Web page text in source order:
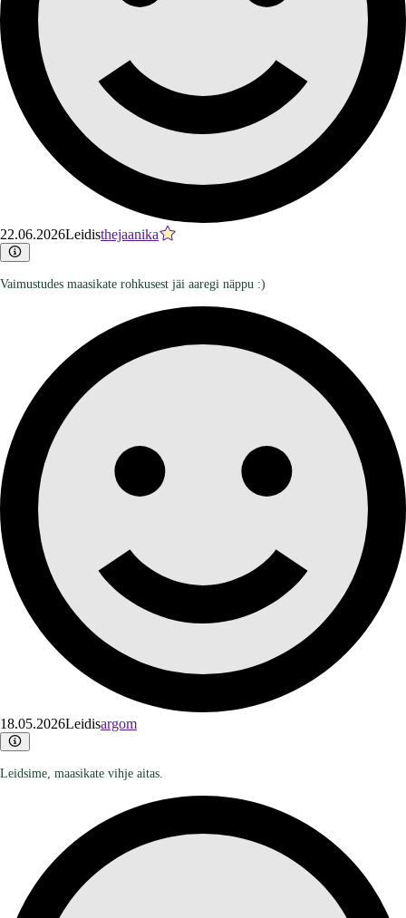
22.06.2026Leidisthejaanika
Vaimustudes maasikate rohkusest jäi aaregi näppu :)
18.05.2026Leidisargom
Leidsime, maasikate vihje aitas.